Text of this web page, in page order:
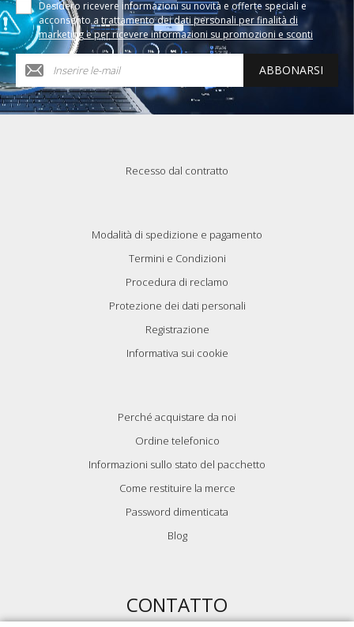
Desidero ricevere informazioni su novità e offerte speciali e
acconsento a trattamento dei dati personali per finalità di
marketing e per ricevere informazioni su promozioni e sconti
ABBONARSI
Recesso dal contratto
Modalità di spedizione e pagamento
Termini e Condizioni
Procedura di reclamo
Protezione dei dati personali
Registrazione
Informativa sui cookie
Perché acquistare da noi
Ordine telefonico
Informazioni sullo stato del pacchetto
Come restituire la merce
Password dimenticata
Blog
CONTATTO